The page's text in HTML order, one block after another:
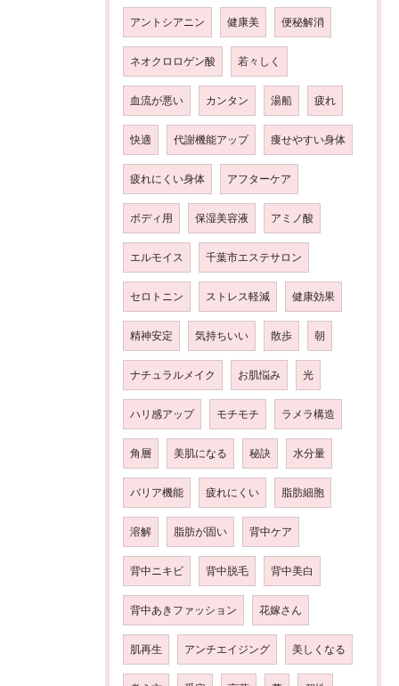
アントシアニン 健康美 便秘解消
ネオクロロゲン酸 若々しく
血流が悪い カンタン 湯船 疲れ
快適 代謝機能アップ 痩せやすい身体
疲れにくい身体 アフターケア
ボディ用 保湿美容液 アミノ酸
エルモイス 千葉市エステサロン
セロトニン ストレス軽減 健康効果
精神安定 気持ちいい 散歩 朝
ナチュラルメイク お肌悩み 光
ハリ感アップ モチモチ ラメラ構造
角層 美肌になる 秘訣 水分量
バリア機能 疲れにくい 脂肪細胞
溶解 脂肪が固い 背中ケア
背中ニキビ 背中脱毛 背中美白
背中あきファッション 花嫁さん
肌再生 アンチエイジング 美しくなる